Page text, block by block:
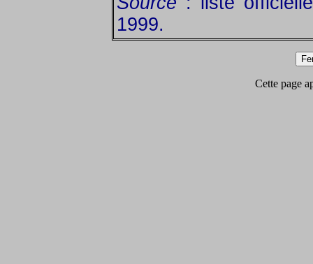
1999.
Cette page